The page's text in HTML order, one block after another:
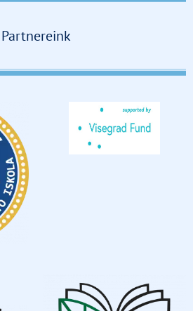
Partnereink